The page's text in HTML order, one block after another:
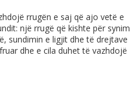
rrugën e saj që ajo vetë e
një rrugë që kishte për synim
sundimin e ligjit dhe të drejtave
dhe e cila duhet të vazhdojë